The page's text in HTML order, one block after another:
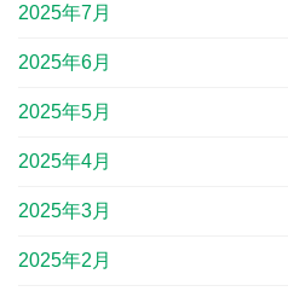
2025年7月
2025年6月
2025年5月
2025年4月
2025年3月
2025年2月